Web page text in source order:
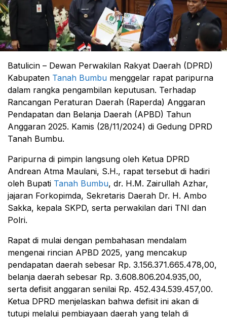
Batulicin – Dewan Perwakilan Rakyat Daerah (DPRD)
Kabupaten Tanah Bumbu menggelar rapat paripurna
dalam rangka pengambilan keputusan. Terhadap
Rancangan Peraturan Daerah (Raperda) Anggaran
Pendapatan dan Belanja Daerah (APBD) Tahun
Anggaran 2025. Kamis (28/11/2024) di Gedung DPRD
Tanah Bumbu.
Paripurna di pimpin langsung oleh Ketua DPRD
Andrean Atma Maulani, S.H., rapat tersebut di hadiri
oleh Bupati Tanah Bumbu, dr. H.M. Zairullah Azhar,
jajaran Forkopimda, Sekretaris Daerah Dr. H. Ambo
Sakka, kepala SKPD, serta perwakilan dari TNI dan
Polri.
Rapat di mulai dengan pembahasan mendalam
mengenai rincian APBD 2025, yang mencakup
pendapatan daerah sebesar Rp. 3.156.371.665.478,00,
belanja daerah sebesar Rp. 3.608.806.204.935,00,
serta defisit anggaran senilai Rp. 452.434.539.457,00.
Ketua DPRD menjelaskan bahwa defisit ini akan di
tutupi melalui pembiayaan daerah yang telah di